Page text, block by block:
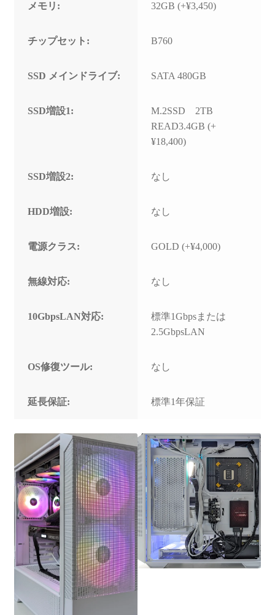
メモリ: 32GB (+¥3,450)
チップセット: B760
SSD メインドライブ: SATA 480GB
SSD増設1:
M.2SSD 2TB
READ3.4GB (+
¥18,400)
SSD増設2: なし
HDD増設: なし
電源クラス: GOLD (+¥4,000)
無線対応: なし
10GbpsLAN対応:
標準1Gbpsまたは
2.5GbpsLAN
OS修復ツール: なし
延長保証: 標準1年保証